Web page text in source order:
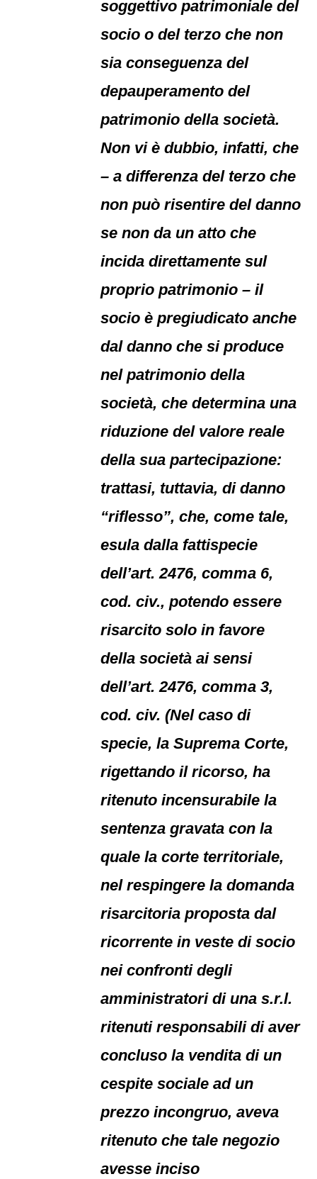
soggettivo patrimoniale del
socio o del terzo che non
sia conseguenza del
depauperamento del
patrimonio della società.
Non vi è dubbio, infatti, che
– a differenza del terzo che
non può risentire del danno
se non da un atto che
incida direttamente sul
proprio patrimonio – il
socio è pregiudicato anche
dal danno che si produce
nel patrimonio della
società, che determina una
riduzione del valore reale
della sua partecipazione:
trattasi, tuttavia, di danno
“riflesso”, che, come tale,
esula dalla fattispecie
dell’art. 2476, comma 6,
cod. civ., potendo essere
risarcito solo in favore
della società ai sensi
dell’art. 2476, comma 3,
cod. civ. (Nel caso di
specie, la Suprema Corte,
rigettando il ricorso, ha
ritenuto incensurabile la
sentenza gravata con la
quale la corte territoriale,
nel respingere la domanda
risarcitoria proposta dal
ricorrente in veste di socio
nei confronti degli
amministratori di una s.r.l.
ritenuti responsabili di aver
concluso la vendita di un
cespite sociale ad un
prezzo incongruo, aveva
ritenuto che tale negozio
avesse inciso